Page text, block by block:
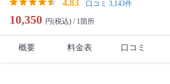
4.83 口コミ 3,143件
10,350 円(税込) / 1箇所
概要 料金表 口コミ